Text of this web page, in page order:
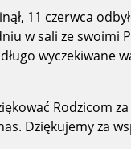
11 czerwca
w sali ze
Rodzicom
Dziękujemy za